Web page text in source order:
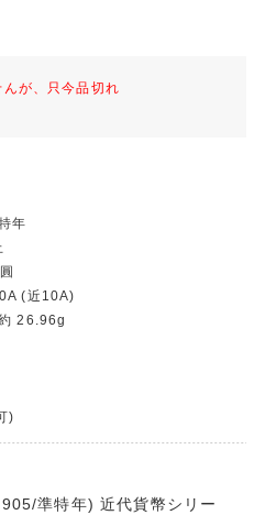
が、只今品切れ
年
(近10A)
26.96g
)
準特年) 近代貨幣シリー